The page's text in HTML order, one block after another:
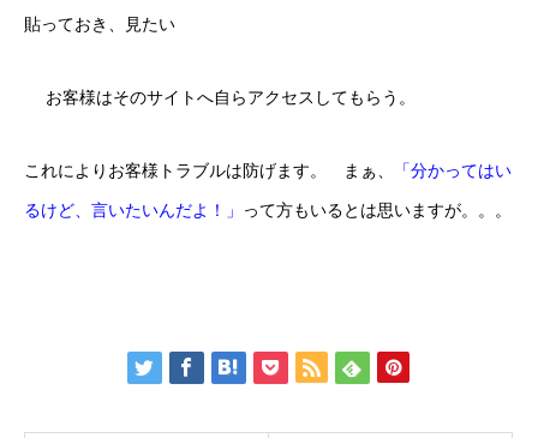
貼っておき、見たい
お客様はそのサイトへ自らアクセスしてもらう。
これによりお客様トラブルは防げます。 まぁ、 「分かってはい
るけど、言いたいんだよ！」 って方もいるとは思いますが。。。